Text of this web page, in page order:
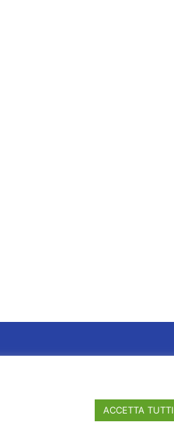
ACCETTA TUTTI